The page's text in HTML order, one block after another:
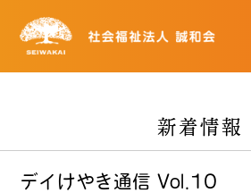
新着情報
デイけやき通信 Vol.10